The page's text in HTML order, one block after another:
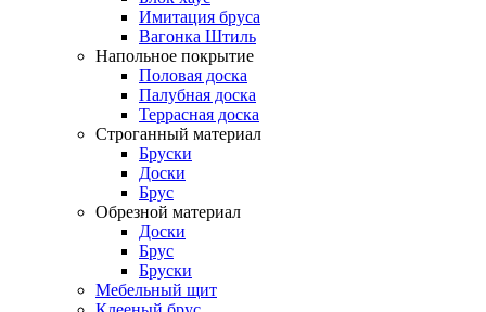
Имитация бруса
Вагонка Штиль
Напольное покрытие
Половая доска
Палубная доска
Террасная доска
Строганный материал
Бруски
Доски
Брус
Обрезной материал
Доски
Брус
Бруски
Мебельный щит